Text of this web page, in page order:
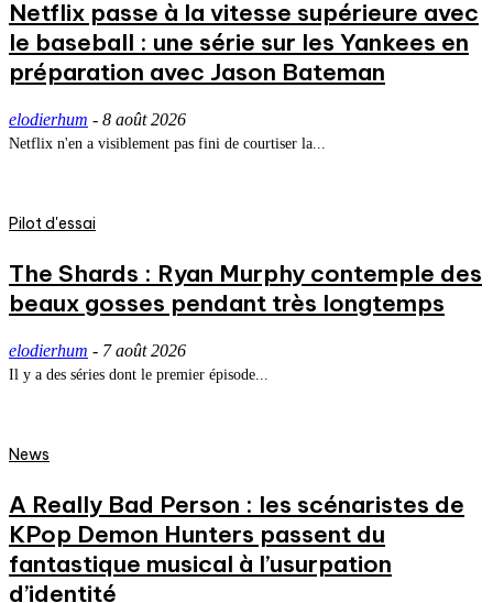
Netflix passe à la vitesse supérieure avec
le baseball : une série sur les Yankees en
préparation avec Jason Bateman
elodierhum - 8 août 2026
Netflix n'en a visiblement pas fini de courtiser la...
Pilot d'essai
The Shards : Ryan Murphy contemple des
beaux gosses pendant très longtemps
elodierhum - 7 août 2026
Il y a des séries dont le premier épisode...
News
A Really Bad Person : les scénaristes de
KPop Demon Hunters passent du
fantastique musical à l’usurpation
d’identité